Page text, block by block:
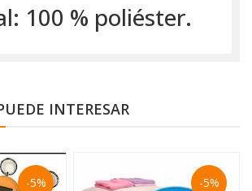
100 % poliéster.
INTERESAR
-5% -5%